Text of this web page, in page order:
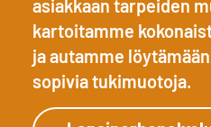
asiakkaan tarpeiden
kartoitamme
ja autamme
sopivia tukimuotoja.